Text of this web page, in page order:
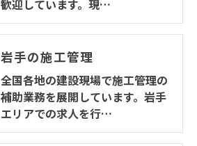
歓迎しています。現…
岩手の施工管理
全国各地の建設現場で施工管理の
補助業務を展開しています。岩手
エリアでの求人を行…